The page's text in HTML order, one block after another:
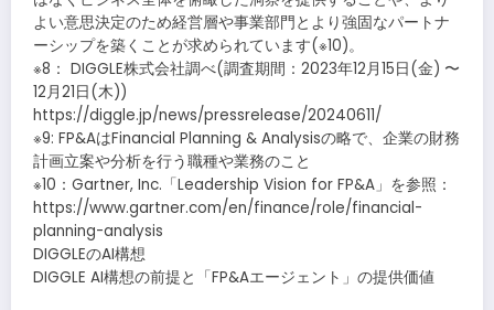
よい意思決定のため経営層や事業部門とより強固なパートナ
ーシップを築くことが求められています(※10)。
※8： DIGGLE株式会社調べ(調査期間：2023年12月15日(金) 〜
12月21日(木))
https://diggle.jp/news/pressrelease/20240611/
※9: FP&AはFinancial Planning & Analysisの略で、企業の財務
計画立案や分析を行う職種や業務のこと
※10：Gartner, Inc.「Leadership Vision for FP&A」を参照：
https://www.gartner.com/en/finance/role/financial-
planning-analysis
DIGGLEのAI構想
DIGGLE AI構想の前提と「FP&Aエージェント」の提供価値